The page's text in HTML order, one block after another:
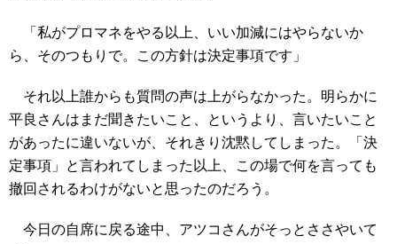
「私がプロマネをやる以上、いい加減にはやらないか
ら、そのつもりで。この方針は決定事項です」
それ以上誰からも質問の声は上がらなかった。明らかに
平良さんはまだ聞きたいこと、というより、言いたいこと
があったに違いないが、それきり沈黙してしまった。「決
定事項」と言われてしまった以上、この場で何を言っても
撤回されるわけがないと思ったのだろう。
今日の自席に戻る途中、アツコさんがそっとささやいて